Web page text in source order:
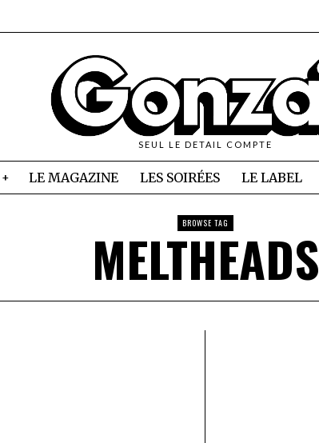
SEUL LE DETAIL COMPTE
LE MAGAZINE LES SOIRÉES LE LABEL
BROWSE TAG
MELTHEADS